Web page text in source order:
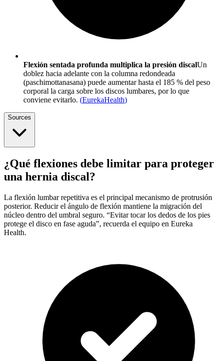
Flexión sentada profunda multiplica la presión discalUn
doblez hacia adelante con la columna redondeada
(paschimottanasana) puede aumentar hasta el 185 % del peso
corporal la carga sobre los discos lumbares, por lo que
conviene evitarlo. (EurekaHealth)
Sources
¿Qué flexiones debe limitar para proteger
una hernia discal?
La flexión lumbar repetitiva es el principal mecanismo de protrusión
posterior. Reducir el ángulo de flexión mantiene la migración del
núcleo dentro del umbral seguro. “Evitar tocar los dedos de los pies
protege el disco en fase aguda”, recuerda el equipo en Eureka
Health.